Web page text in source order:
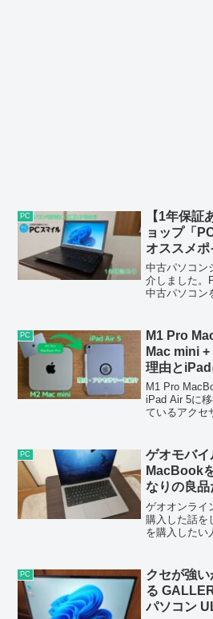
PC
【1年保証
ョップ「
オススメ
イル】
中古パソコン
介しました。
中古パソコン
PC
M1 Pro
Mac mini
理由と
リーを紹
Metapen】
M1 Pro
iPad Air 5に
ているアクセ
PC
ゲオモバ
MacBook
なりの良
ゲオオンライ
購入した話を
を購入したい
PC
クセが強
る
パソコン